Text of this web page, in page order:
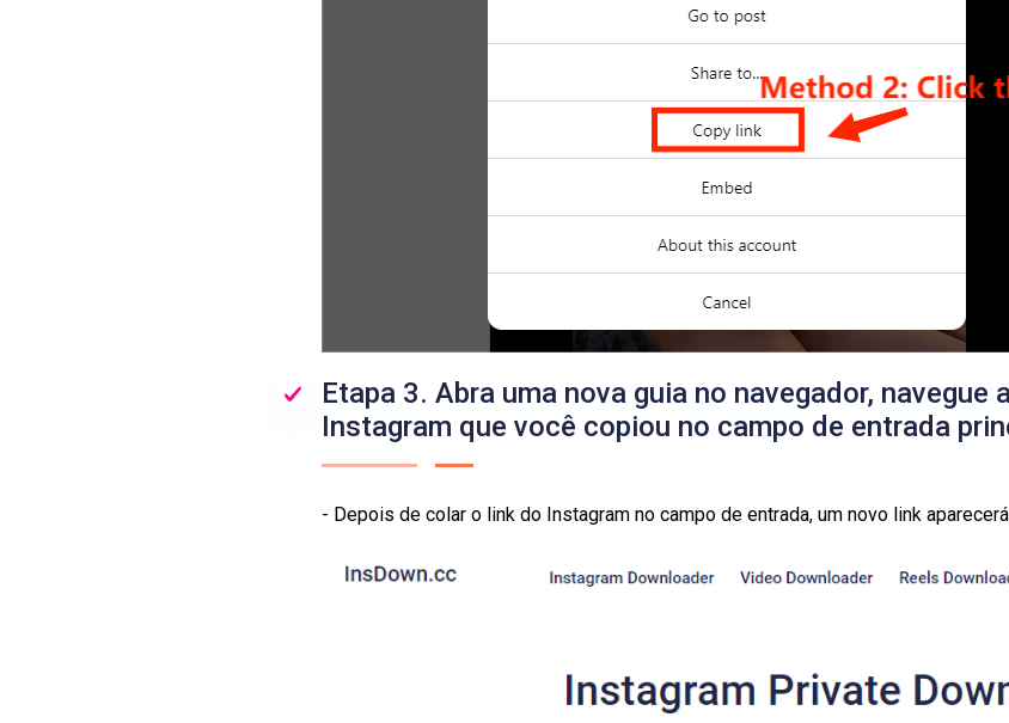
Etapa 3. Abra uma nova guia no navegador, navegue
Instagram que você copiou no campo de entrada
- Depois de colar o link do Instagram no campo de entrada, um novo link